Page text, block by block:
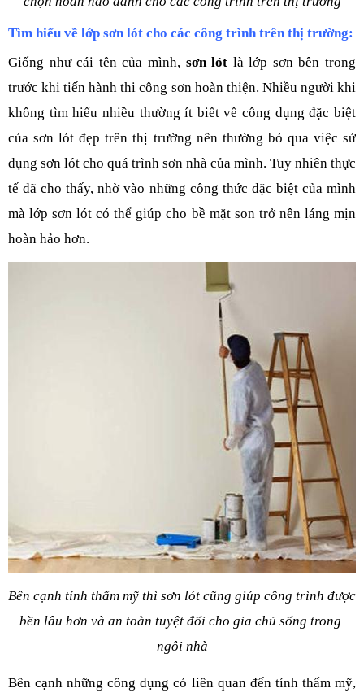
Tìm hiểu về lớp sơn lót cho các công trình trên thị trường:
Giống như cái tên của mình, sơn lót là lớp sơn bên trong
trước khi tiến hành thi công sơn hoàn thiện. Nhiều người khi
không tìm hiểu nhiều thường ít biết về công dụng đặc biệt
của sơn lót đẹp trên thị trường nên thường bỏ qua việc sử
dụng sơn lót cho quá trình sơn nhà của mình. Tuy nhiên thực
tế đã cho thấy, nhờ vào những công thức đặc biệt của mình
mà lớp sơn lót có thể giúp cho bề mặt son trở nên láng mịn
hoàn hảo hơn.
Bên cạnh tính thẩm mỹ thì sơn lót cũng giúp công trình được
bền lâu hơn và an toàn tuyệt đối cho gia chủ sống trong
ngôi nhà
Bên cạnh những công dụng có liên quan đến tính thẩm mỹ,